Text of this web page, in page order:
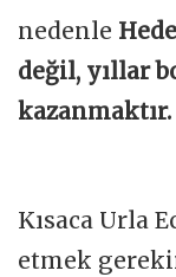
nedenle
değil, yıllar
kazanmaktır.
Kısaca Urla
etmek